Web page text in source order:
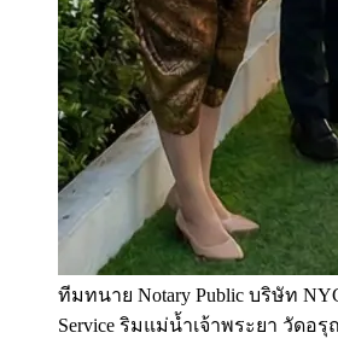
ทีมทนาย Notary Public บริษัท
Service ริมแม่น้ำเจ้าพระยา วัดอ